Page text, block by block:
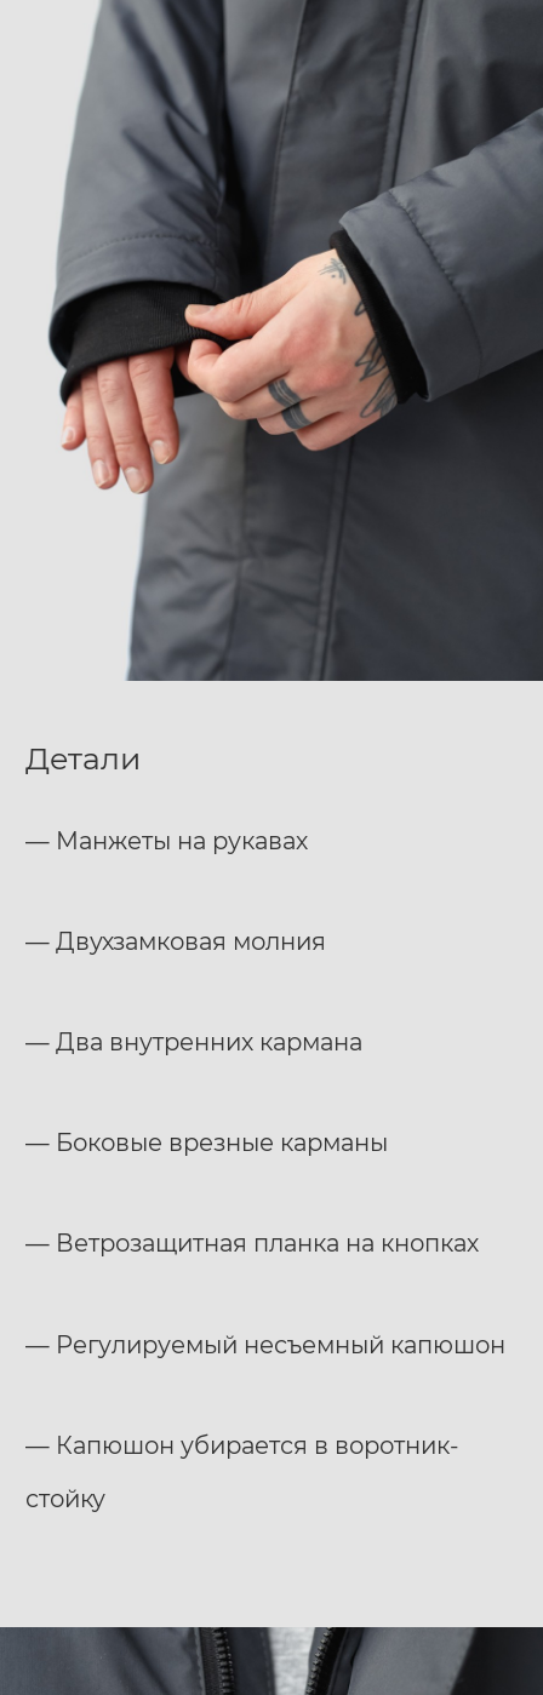
Детали
— Манжеты на рукавах
— Двухзамковая молния
— Два внутренних кармана
— Боковые врезные карманы
— Ветрозащитная планка на кнопках
— Регулируемый несъемный капюшон
— Капюшон убирается в воротник-
стойку